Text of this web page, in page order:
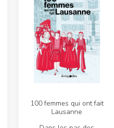
100 femmes qui ont fait
Lausanne